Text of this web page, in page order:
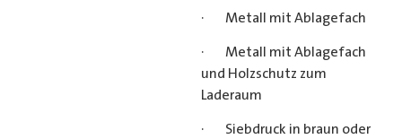
· Metall mit Ablagefach
· Metall mit Ablagefach
und Holzschutz zum
Laderaum
· Siebdruck in braun oder